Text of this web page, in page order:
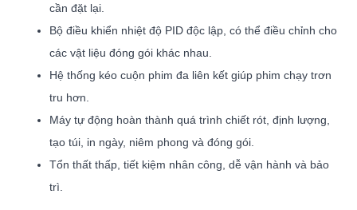
cần đặt lại.
Bộ điều khiển nhiệt độ PID độc lập, có thể điều chỉnh cho
các vật liệu đóng gói khác nhau.
Hệ thống kéo cuộn phim đa liên kết giúp phim chạy trơn
tru hơn.
Máy tự động hoàn thành quá trình chiết rót, định lượng,
tạo túi, in ngày, niêm phong và đóng gói.
Tổn thất thấp, tiết kiệm nhân công, dễ vận hành và bảo
trì.